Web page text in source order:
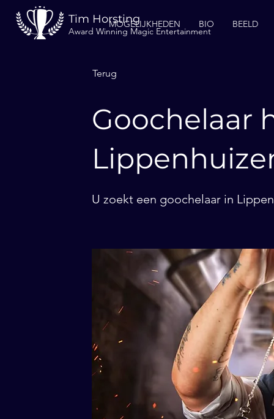
Tim Horsting
Award Winning Magic Entertainment
MOGELIJKHEDEN BIO BEELD
Terug
Goochelaar
U zoekt een goochelaar in